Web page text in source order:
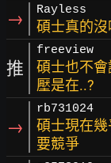
→ Rayless
碩士真的
推
freeview
碩士也不
壓是在..?
→
rb731024
碩士現在
要競爭